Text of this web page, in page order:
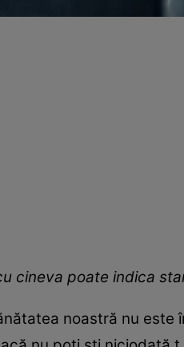
cineva poate indica
noastră nu